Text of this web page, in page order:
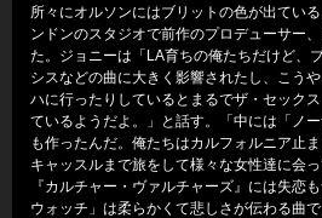
所々にオルソンにはブリットの色が出てい
ンドンのスタジオで前作のプロデューサー
た。ジョニーは「LA育ちの俺たちだけど、
シスなどの曲に大きく影響されたし、こう
ハに行ったりしているとまるでザ・セック
ているようだよ。」と話す。「中には「ノ
も作ったんだ。俺たちはカルフォルニア止
キャッスルまで旅をして様々な女性達に会っ
『カルチャー・ヴァルチャーズ』には失恋
ウォッチ」は柔らかくて悲しさが伝わる曲